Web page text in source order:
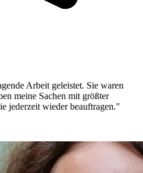
Arbeit geleistet. Sie waren
meine Sachen mit größter
jederzeit wieder beauftragen."